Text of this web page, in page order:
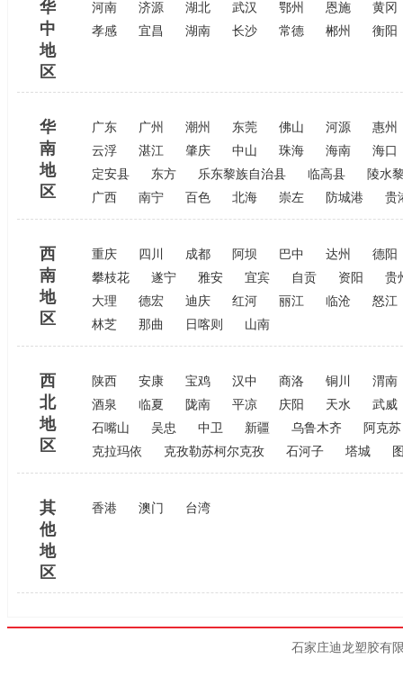
华
中
地
区
河南 济源 湖北 武汉 鄂州 恩施
黄冈
孝感
宜昌 湖南 长沙 常德 郴州 衡阳
华
南
地
区
广东 广州 潮州 东莞 佛山 河源
惠州
云浮
湛江 肇庆 中山 珠海 海南
海口
定安县
东方 乐东黎族自治县 临高县
陵水
广西
南宁 百色 北海 崇左 防城港 贵
西
南
地
区
重庆 四川 成都 阿坝 巴中 达州
德阳
攀枝花
遂宁 雅安 宜宾 自贡 资阳
贵
大理
德宏 迪庆 红河 丽江 临沧
怒江
林芝
那曲 日喀则 山南
西
北
地
区
陕西 安康 宝鸡 汉中 商洛 铜川
渭南
酒泉
临夏 陇南 平凉 庆阳 天水
武威
石嘴山
吴忠 中卫 新疆 乌鲁木齐
阿克苏
克拉玛依
克孜勒苏柯尔克孜 石河子 塔城
其
他
地
区
香港 澳门 台湾
石家庄迪龙塑胶有